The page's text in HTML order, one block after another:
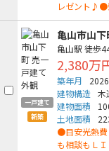
レゼント♪●
一戸建て
新築
亀山市山下
亀山駅 徒歩
2,380万
築年月
建物構造 木
建物面積
土地面積
●目安光熱費
も相談もＬ